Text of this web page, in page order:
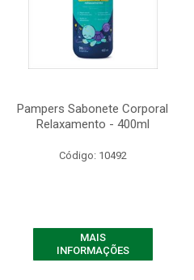
Pampers Sabonete Corporal
Relaxamento - 400ml
Código: 10492
MAIS
INFORMAÇÕES